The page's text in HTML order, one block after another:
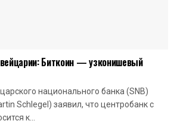
Биткоин — узконишевый
национального банка (SNB)
Schlegel) заявил, что центробанк с
к...